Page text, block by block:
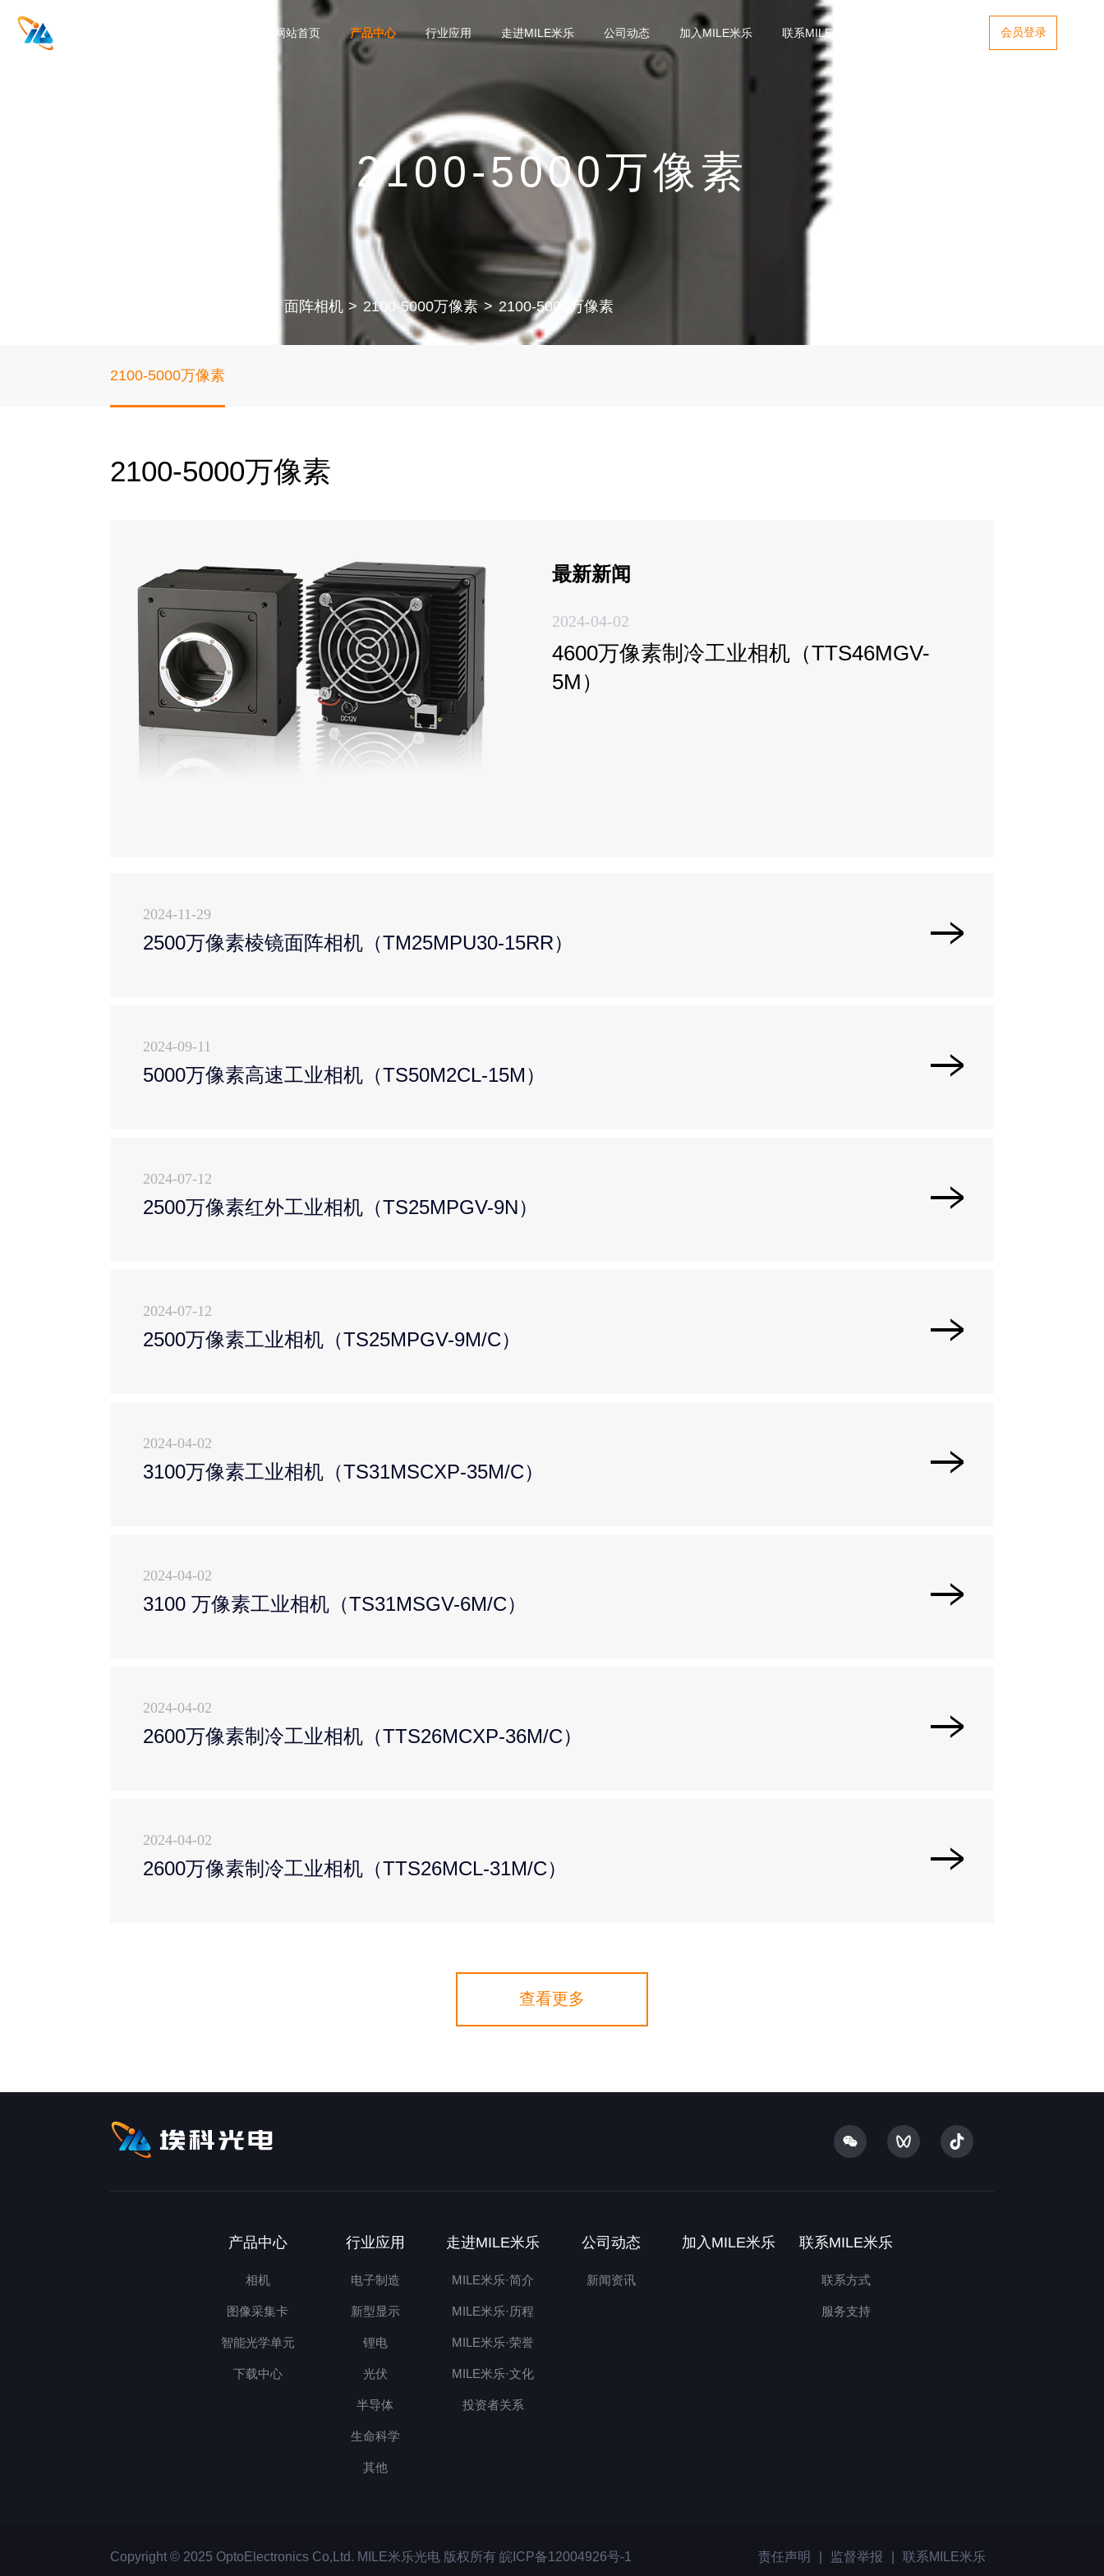
会员登录
网站首页 产品中心 行业应用 走进MILE米乐 公司动态 加入MILE米乐 联系MILE米乐
2100-5000万像素
面阵相机 2100-5000万像素 2100-5000万像素
2100-5000万像素
2100-5000万像素
最新新闻
2024-04-02
4600万像素制冷工业相机（TTS46MGV-
5M）
2024-11-29
2500万像素棱镜面阵相机（TM25MPU30-15RR）
2024-09-11
5000万像素高速工业相机（TS50M2CL-15M）
2024-07-12
2500万像素红外工业相机（TS25MPGV-9N）
2024-07-12
2500万像素工业相机（TS25MPGV-9M/C）
2024-04-02
3100万像素工业相机（TS31MSCXP-35M/C）
2024-04-02
3100 万像素工业相机（TS31MSGV-6M/C）
2024-04-02
2600万像素制冷工业相机（TTS26MCXP-36M/C）
2024-04-02
2600万像素制冷工业相机（TTS26MCL-31M/C）
查看更多
产品中心
相机
图像采集卡
智能光学单元
下载中心
行业应用
电子制造
新型显示
锂电
光伏
半导体
生命科学
其他
走进MILE米乐
MILE米乐·简介
MILE米乐·历程
MILE米乐·荣誉
MILE米乐·文化
投资者关系
公司动态
新闻资讯
加入MILE米乐 联系MILE米乐
联系方式
服务支持
Copyright © 2025 OptoElectronics Co,Ltd. MILE米乐光电 版权所有 皖ICP备12004926号-1 责任声明 监督举报 联系MILE米乐